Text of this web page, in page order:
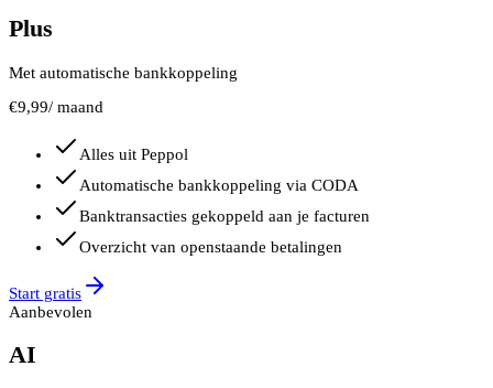
Plus
Met automatische bankkoppeling
€9,99/ maand
Alles uit Peppol
Automatische bankkoppeling via CODA
Banktransacties gekoppeld aan je facturen
Overzicht van openstaande betalingen
Start gratis
Aanbevolen
AI